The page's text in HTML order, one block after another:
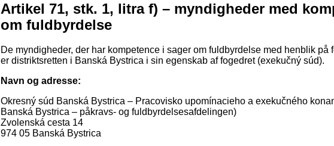
Artikel 71, stk. 1, litra f) – myndigheder med
om fuldbyrdelse
De myndigheder, der har kompetence i sager om fuldbyrdelse med henblik på
er distriktsretten i Banská Bystrica i sin egenskab af fogedret (exekučný súd).
Navn og adresse:
Okresný súd Banská Bystrica – Pracovisko upomínacieho a exekučného
Banská Bystrica – påkravs- og fuldbyrdelsesafdelingen)
Zvolenská cesta 14
974 05 Banská Bystrica